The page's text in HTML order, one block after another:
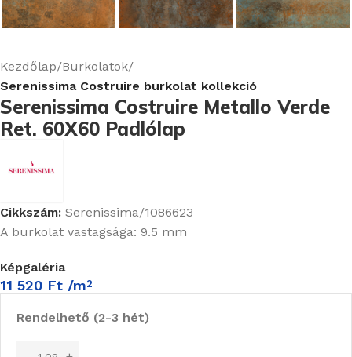
Kezdőlap Burkolatok
Serenissima Costruire burkolat kollekció
Serenissima Costruire Metallo Verde
Ret. 60X60 Padlólap
Cikkszám: Serenissima/1086623
A burkolat vastagsága: 9.5 mm
Képgaléria
11 520 Ft /m2
Rendelhető (2-3 hét)